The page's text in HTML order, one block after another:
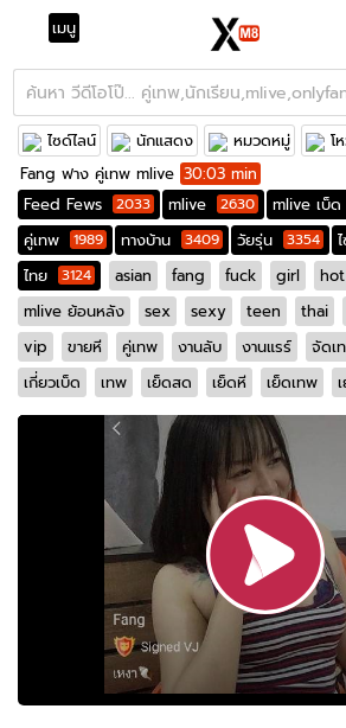
เมนู
ไซด์ไลน์ นักแสดง หมวดหมู่
โ
Fang ฟาง คู่เทพ mlive 30:03 min
Feed Fews
2033 mlive 2630 mlive เบ็ด
คู่เทพ 1989 ทางบ้าน 3409 วัยรุ่น 3354
ไทย 3124 asian fang fuck girl hot
mlive ย้อนหลัง
sex sexy teen thai
vip
ขายหี คู่เทพ งานลับ งานแรร์ จัดเ
เกี่ยวเบ็ด
เทพ เย็ดสด เย็ดหี เย็ดเทพ